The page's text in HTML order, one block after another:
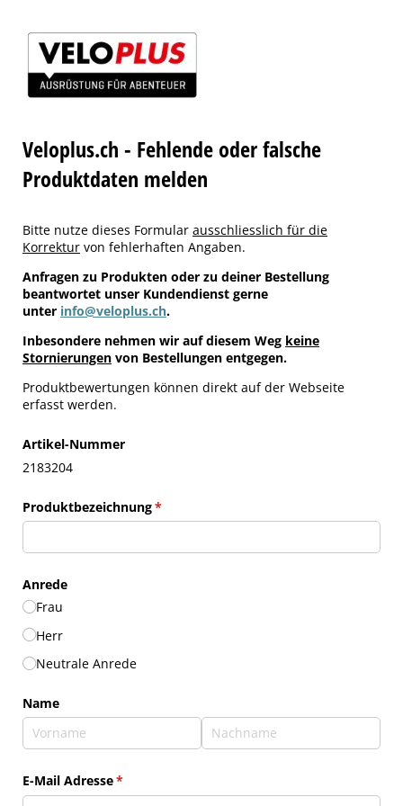
Veloplus.ch - Fehlende oder falsche
Produktdaten melden
Bitte nutze dieses Formular ausschliesslich für die
Korrektur von fehlerhaften Angaben.
Anfragen zu Produkten oder zu deiner Bestellung
beantwortet unser Kundendienst gerne
unter info@veloplus.ch.
Inbesondere nehmen wir auf diesem Weg keine
Stornierungen von Bestellungen entgegen.
Produktbewertungen können direkt auf der Webseite
erfasst werden.
Artikel-Nummer
2183204
Produktbezeichnung*
(erforderlich)
Anrede
Frau
Herr
Neutrale Anrede
Name
E-Mail Adresse*
(erforderlich)